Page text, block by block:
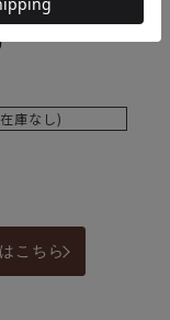
ニフレーム
庫なし)
こちら